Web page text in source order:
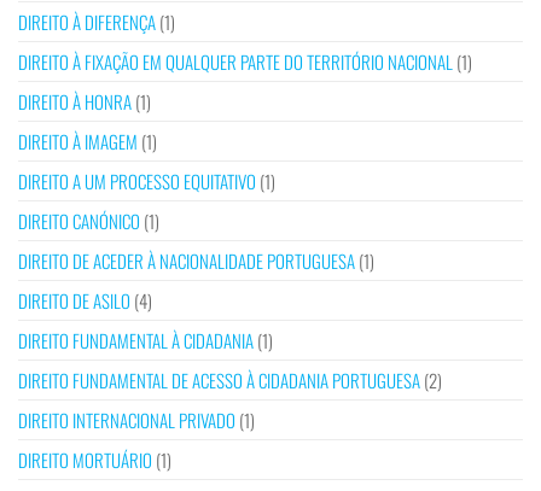
DIREITO À DIFERENÇA(1)
DIREITO À FIXAÇÃO EM QUALQUER PARTE DO TERRITÓRIO NACIONAL (1)
DIREITO À HONRA(1)
DIREITO À IMAGEM (1)
DIREITO A UM PROCESSO EQUITATIVO (1)
DIREITO CANÓNICO (1)
DIREITO DE ACEDER À NACIONALIDADE PORTUGUESA(1)
DIREITO DE ASILO (4)
DIREITO FUNDAMENTAL À CIDADANIA(1)
DIREITO FUNDAMENTAL DE ACESSO À CIDADANIA PORTUGUESA(2)
DIREITO INTERNACIONAL PRIVADO (1)
DIREITO MORTUÁRIO (1)